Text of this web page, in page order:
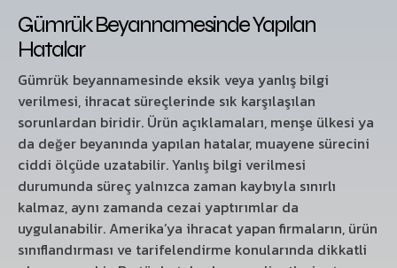
Gümrük Beyannamesinde Yapılan
Hatalar
Gümrük beyannamesinde eksik veya yanlış bilgi
verilmesi, ihracat süreçlerinde sık karşılaşılan
sorunlardan biridir. Ürün açıklamaları, menşe ülkesi ya
da değer beyanında yapılan hatalar, muayene sürecini
ciddi ölçüde uzatabilir. Yanlış bilgi verilmesi
durumunda süreç yalnızca zaman kaybıyla sınırlı
kalmaz, aynı zamanda cezai yaptırımlar da
uygulanabilir. Amerika’ya ihracat yapan firmaların, ürün
sınıflandırması ve tarifelendirme konularında dikkatli